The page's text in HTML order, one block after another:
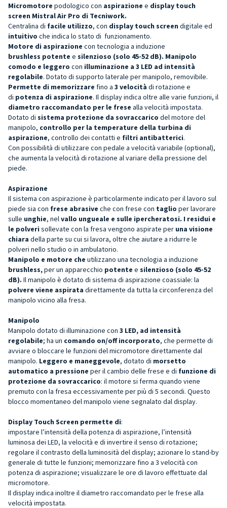
Micromotore podologico con aspirazione e display touch
screen Mistral Air Pro di Tecniwork.
Centralina di facile utilizzo, con display touch screen digitale ed
intuitivo che indica lo stato di funzionamento.
Motore di aspirazione con tecnologia a induzione
brushless potente e silenzioso (solo 45-52 dB). Manipolo
comodo e leggero con illuminazione a 3 LED ad intensità
regolabile. Dotato di supporto laterale per manipolo, removibile.
Permette di memorizzare fino a 3 velocità di rotazione e
di potenza di aspirazione. Il display indica oltre alle varie funzioni, il
diametro raccomandato per le frese alla velocità impostata.
Dotato di sistema protezione da sovraccarico del motore del
manipolo, controllo per la temperature della turbina di
aspirazione, controllo dei contatti e filtri antibatterici.
Con possibilità di utilizzare con pedale a velocità variabile (optional),
che aumenta la velocità di rotazione al variare della pressione del
piede.
Aspirazione
Il sistema con aspirazione è particolarmente indicato per il lavoro sul
piede sia con frese abrasive che con frese con taglio per lavorare
sulle unghie, nel vallo ungueale e sulle ipercheratosi. I residui e
le polveri sollevate con la fresa vengono aspirate per una visione
chiara della parte su cui si lavora, oltre che aiutare a ridurre le
polveri nello studio o in ambulatorio.
Manipolo e motore che utilizzano una tecnologia a induzione
brushless,per un apparecchio potente e silenzioso (solo 45-52
dB). Il manipolo è dotato di sistema di aspirazione coassiale: la
polvere viene aspirata direttamente da tutta la circonferenza del
manipolo vicino alla fresa.
Manipolo
Manipolo dotato di illuminazione con 3 LED, ad intensità
regolabile; ha un comando on/off incorporato, che permette di
avviare o bloccare le funzioni del micromotore direttamente dal
manipolo. Leggero e maneggevole, dotato di morsetto
automatico a pressione per il cambio delle frese e di funzione di
protezione da sovraccarico: il motore si ferma quando viene
premuto con la fresa eccessivamente per più di 5 secondi. Questo
blocco momentaneo del manipolo viene segnalato dal display.
Display Touch Screen permette di:
impostare l’intensità della potenza di aspirazione, l’intensità
luminosa dei LED, la velocità e di invertire il senso di rotazione;
regolare il contrasto della luminosità del display; azionare lo stand-by
generale di tutte le funzioni; memorizzare fino a 3 velocità con
potenza di aspirazione; visualizzare le ore di lavoro effettuate dal
micromotore.
Il display indica inoltre il diametro raccomandato per le frese alla
velocità impostata.